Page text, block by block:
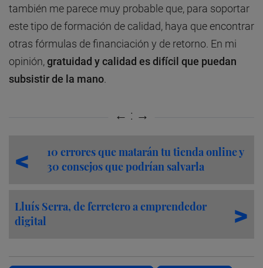
también me parece muy probable que, para soportar
este tipo de formación de calidad, haya que encontrar
otras fórmulas de financiación y de retorno. En mi
opinión,gratuidad y calidad es difícil que puedan
subsistir de la mano
10 errores que matarán tu tienda online y
30 consejos que podrían salvarla
Lluís Serra, de ferretero a emprendedor
digital